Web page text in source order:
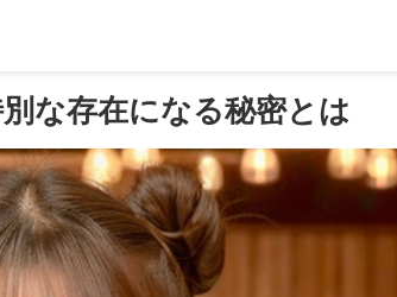
な存在になる秘密とは